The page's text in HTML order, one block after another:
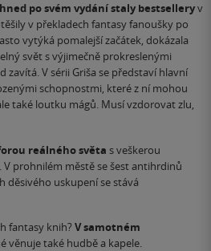
hned po svém vydání staly bestselleryv
v překladech fantasy fanoušky po
vytýká pomalejší začátek, dokázala
svět s výjimečně prokreslenými
zavítá. V sérii Griša se představí hlavní
schopnostmi, které z ní mohou
také loutku mágů. Musí vzdorovat zlu,
reálného světa s veškerou
prohnilém městě se šest antihrdinů
děsivého uskupení se stává
fantasy knih? V samotném
věnuje také hudbě a kapele.